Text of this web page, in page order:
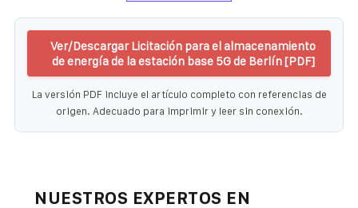
Ver/Descargar Licitación para el almacenamiento
de energía de la estación base 5G de Berlín [PDF]
La versión PDF incluye el artículo completo con referencias de
origen. Adecuado para imprimir y leer sin conexión.
NUESTROS EXPERTOS EN